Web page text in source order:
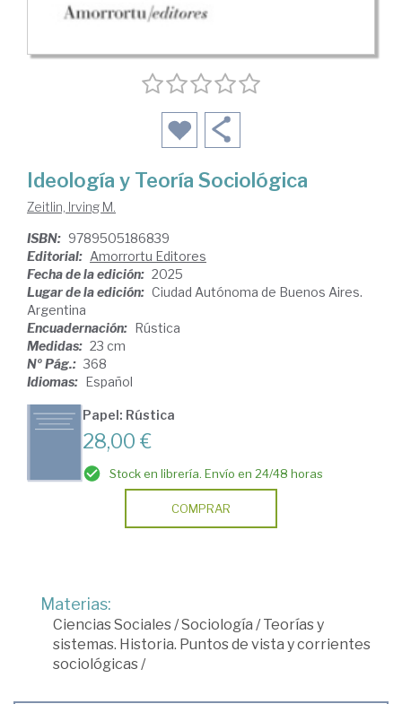
Ideología y Teoría Sociológica
Zeitlin, Irving M.
ISBN: 9789505186839
Editorial: Amorrortu Editores
Fecha de la edición: 2025
Lugar de la edición: Ciudad Autónoma de Buenos Aires.
Argentina
Encuadernación: Rústica
Medidas: 23 cm
Nº Pág.: 368
Idiomas: Español
Papel: Rústica
28,00 €
Stock en librería. Envío en 24/48 horas
COMPRAR
Materias:
Ciencias Sociales/Sociología /Teorías y
sistemas. Historia. Puntos de vista y corrientes
sociológicas/